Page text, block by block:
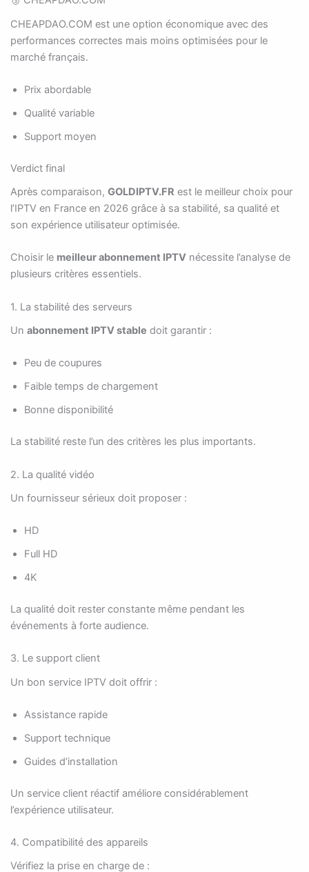
CHEAPDAO.COM est une option économique avec des
performances correctes mais moins optimisées pour le
marché français.
Prix abordable
Qualité variable
Support moyen
Verdict final
Après comparaison, GOLDIPTV.FR est le meilleur choix pour
l’IPTV en France en 2026 grâce à sa stabilité, sa qualité et
son expérience utilisateur optimisée.
Choisir le meilleur abonnement IPTVnécessite l’analyse de
plusieurs critères essentiels.
1. La stabilité des serveurs
Un abonnement IPTV stable doit garantir :
Peu de coupures
Faible temps de chargement
Bonne disponibilité
La stabilité reste l’un des critères les plus importants.
2. La qualité vidéo
Un fournisseur sérieux doit proposer :
HD
Full HD
4K
La qualité doit rester constante même pendant les
événements à forte audience.
3. Le support client
Un bon service IPTV doit offrir :
Assistance rapide
Support technique
Guides d’installation
Un service client réactif améliore considérablement
l’expérience utilisateur.
4. Compatibilité des appareils
Vérifiez la prise en charge de :